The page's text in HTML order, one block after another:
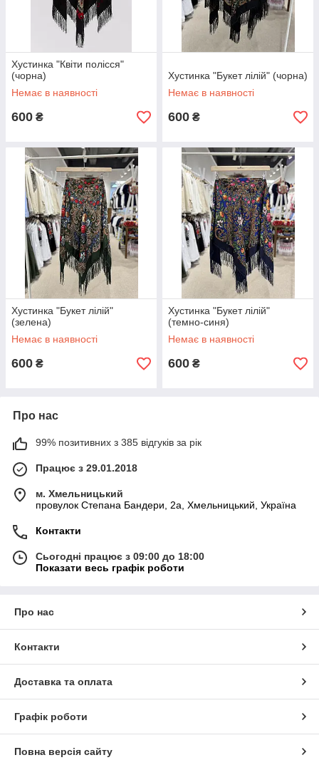
Хустинка "Квіти полісся"
(чорна)
Немає в наявності
600 ₴
Хустинка "Букет лілій" (чорна)
Немає в наявності
600 ₴
Хустинка "Букет лілій"
(зелена)
Немає в наявності
600 ₴
Хустинка "Букет лілій"
(темно-синя)
Немає в наявності
600 ₴
Про нас
99% позитивних з 385 відгуків за рік
Працює з 29.01.2018
м. Хмельницький
провулок Степана Бандери, 2a, Хмельницький, Україна
Контакти
Сьогодні працює з 09:00 до 18:00
Показати весь графік роботи
Про нас
Контакти
Доставка та оплата
Графік роботи
Повна версія сайту